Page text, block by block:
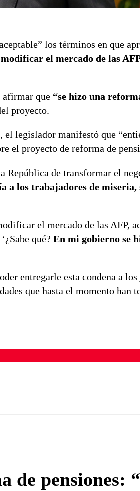
los términos en que
el mercado de las
afirmar que “se hizo una
proyecto.
legislador manifestó que
el proyecto de reforma de
República de transformar el
a los trabajadores de miseria,
el mercado de las AFP,
qué? En mi gobierno se
entregarle esta condena a
que hasta el momento han
pensiones: